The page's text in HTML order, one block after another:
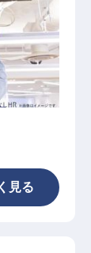
見る